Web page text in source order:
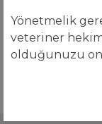
Yönetmelik
veteriner
olduğunuzu